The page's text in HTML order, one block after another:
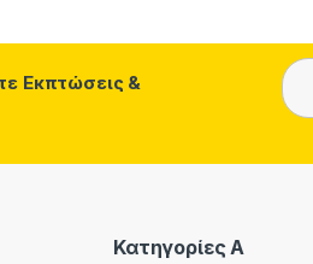
Εκπτώσεις &
Κατηγορίες A